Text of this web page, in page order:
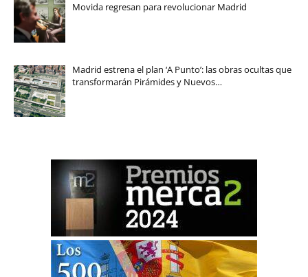
Movida regresan para revolucionar Madrid
Madrid estrena el plan ‘A Punto’: las obras ocultas que
transformarán Pirámides y Nuevos…